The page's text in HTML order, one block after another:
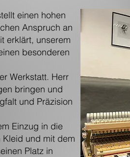
einen hohen
Anspruch an
erklärt, unserem
besonderen
Werkstatt. Herr
bringen und
und Präzision
Einzug in die
und mit dem
Platz in